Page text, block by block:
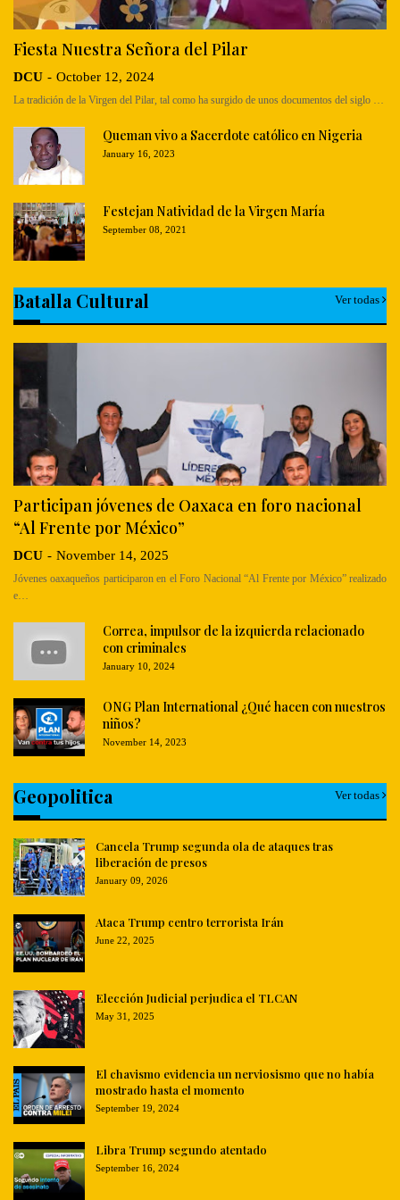
Fiesta Nuestra Señora del Pilar
DCU - October 12, 2024
La tradición de la Virgen del Pilar, tal como ha surgido de unos documentos del siglo …
Queman vivo a Sacerdote católico en Nigeria
January 16, 2023
Festejan Natividad de la Virgen María
September 08, 2021
Batalla Cultural Ver todas
Participan jóvenes de Oaxaca en foro nacional
“Al Frente por México”
DCU - November 14, 2025
Jóvenes oaxaqueños participaron en el Foro Nacional “Al Frente por México” realizado
e…
Correa, impulsor de la izquierda relacionado
con criminales
January 10, 2024
ONG Plan International ¿Qué hacen con nuestros
niños?
November 14, 2023
Geopolitica Ver todas
Cancela Trump segunda ola de ataques tras
liberación de presos
January 09, 2026
Ataca Trump centro terrorista Irán
June 22, 2025
Elección Judicial perjudica el TLCAN
May 31, 2025
El chavismo evidencia un nerviosismo que no había
mostrado hasta el momento
September 19, 2024
Libra Trump segundo atentado
September 16, 2024